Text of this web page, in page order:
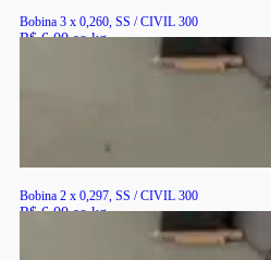
Bobina 3 x 0,260, SS / CIVIL 300
R$ 6,00 ao kg
Bobina 2 x 0,297, SS / CIVIL 300
R$ 6,00 ao kg